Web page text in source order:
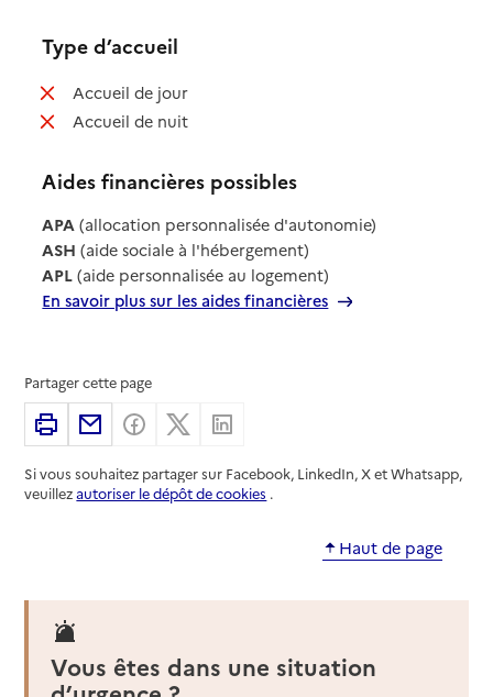
Type d’accueil
Accueil de jour: non disponible
Accueil de nuit: non disponible
Aides financières possibles
APA (allocation personnalisée d'autonomie)
ASH (aide sociale à l'hébergement)
APL (aide personnalisée au logement)
En savoir plus sur les aides financières
Partager cette page
ImprimerPartager par email
Partager sur Facebook
Partager sur X
Si vous souhaitez partager sur Facebook, LinkedIn, X et Whatsapp,
veuillezautoriser le dépôt de cookies .
Haut de page
Vous êtes dans une situation